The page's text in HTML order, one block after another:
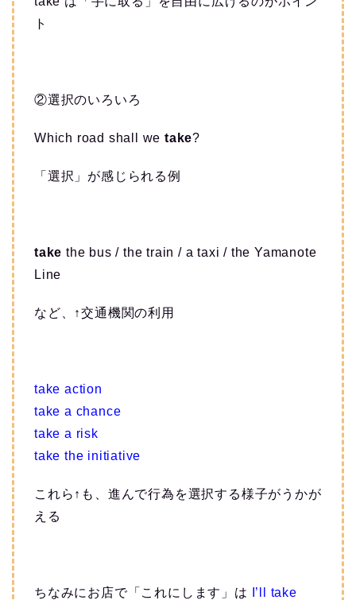
ト
②選択のいろいろ
Which road shall we take?
「選択」が感じられる例
take the bus / the train / a taxi / the Yamanote
Line
など、↑交通機関の利用
take action
take a chance
take a risk
take the initiative
これら↑も、進んで行為を選択する様子がうかが
える
ちなみにお店で「これにします」は
I’ll take